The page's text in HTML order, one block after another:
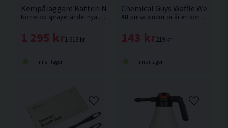
Kempåläggare Batteri Non-Stop Sprayer 8L
Non-stop sprayer är det nya smidiga och enkla sättet att lägga på kem. Ej för kallavfettning.
1 613 kr
1 295 kr
Finns i lager
Chemical Guys Waffle Weave
Att putsa vindrutor är en konst. Denna kvalitetsduk har egenskaper som hjälper dig att lyckas.
219 kr
143 kr
Finns i lager